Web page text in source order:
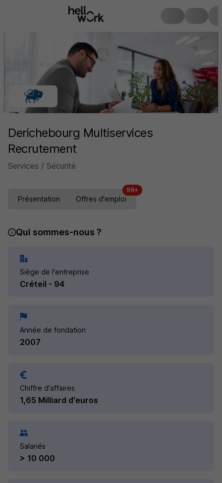
Derichebourg Multiservices
Recrutement
Services / Sécurité
Présentation Offres d'emploi
99+
Qui sommes-nous ?
Siège de l'entreprise
Créteil - 94
Année de fondation
2007
Chiffre d'affaires
1,65 Milliard d'euros
Salariés
> 10 000